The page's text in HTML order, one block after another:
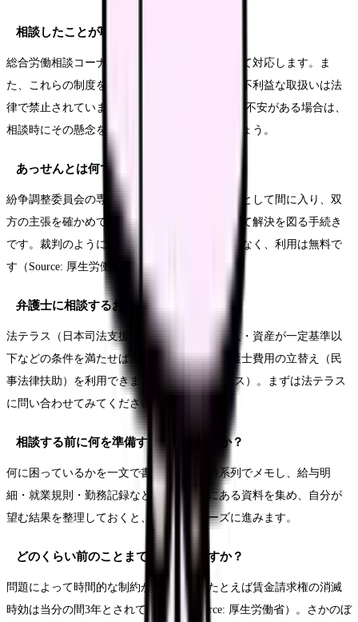
相談したことが職場に知られませんか？
総合労働相談コーナーはプライバシーに配慮して対応します。ま
た、これらの制度を利用したことを理由とした不利益な取扱いは法
律で禁止されています（Source: 厚生労働省）。不安がある場合は、
相談時にその懸念を伝え、進め方を相談しましょう。
あっせんとは何ですか？
紛争調整委員会の専門家が公平・中立な第三者として間に入り、双
方の主張を確かめて調整し、話し合いを促進して解決を図る手続き
です。裁判のように勝ち負けを決めるものではなく、利用は無料で
す（Source: 厚生労働省）。
弁護士に相談するお金がありません。
法テラス（日本司法支援センター）では、収入・資産が一定基準以
下などの条件を満たせば、無料法律相談や弁護士費用の立替え（民
事法律扶助）を利用できます（Source: 法テラス）。まずは法テラス
に問い合わせてみてください。
相談する前に何を準備すればいいですか？
何に困っているかを一文で書き、経緯を時系列でメモし、給与明
細・就業規則・勤務記録など適法に手元にある資料を集め、自分が
望む結果を整理しておくと、相談がスムーズに進みます。
どのくらい前のことまで相談できますか？
問題によって時間的な制約があります。たとえば賃金請求権の消滅
時効は当分の間3年とされています（Source: 厚生労働省）。さかのぼ